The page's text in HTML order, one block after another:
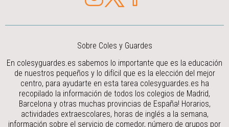
Sobre Coles y Guardes
En colesyguardes.es sabemos lo importante que es la educación
de nuestros pequeños y lo difícil que es la elección del mejor
centro, para ayudarte en esta tarea colesyguardes.es ha
recopilado la información de todos los colegios de Madrid,
Barcelona y otras muchas provincias de España! Horarios,
actividades extraescolares, horas de inglés a la semana,
información sobre el servicio de comedor, número de grupos por